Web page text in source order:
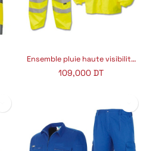
Ensemble pluie haute visibilité XL
109,000DT